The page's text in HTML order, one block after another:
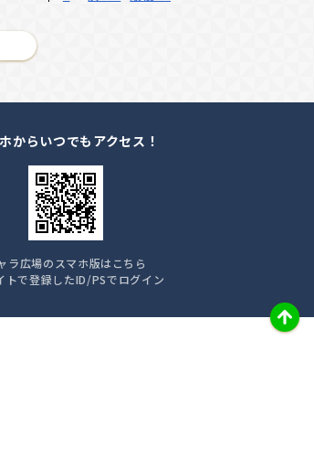
からいつでもアクセス！
ラ広場のスマホ版はこちら
トで登録したID/PSでログイン